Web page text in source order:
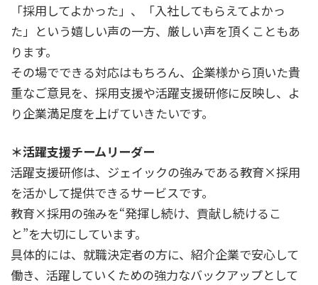
「採用してよかった」、「入社してもらえてよかっ
た」という嬉しい声の一方、厳しい声を頂くこともあ
ります。
その場でできる対応はもちろん、企業様から頂いた貴
重なご意見を、採用支援や活躍支援研修に反映し、よ
り企業満足度を上げていきたいです。
＊活躍支援チームリーダー
活躍支援研修は、ジェイックの強みである教育×採用
を活かして提供できるサービスです。
教育×採用の強みを“発揮し続け、貢献し続けるこ
と”を大切にしています。
具体的には、就職決定者の方に、紹介企業で安心して
働き、活躍していくための強力なバックアップとして